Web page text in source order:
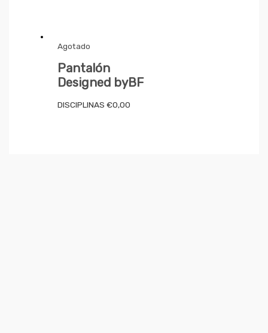
Agotado
Pantalón
Designed byBF
DISCIPLINAS€0,00